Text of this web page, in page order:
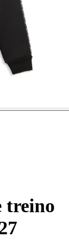
treino